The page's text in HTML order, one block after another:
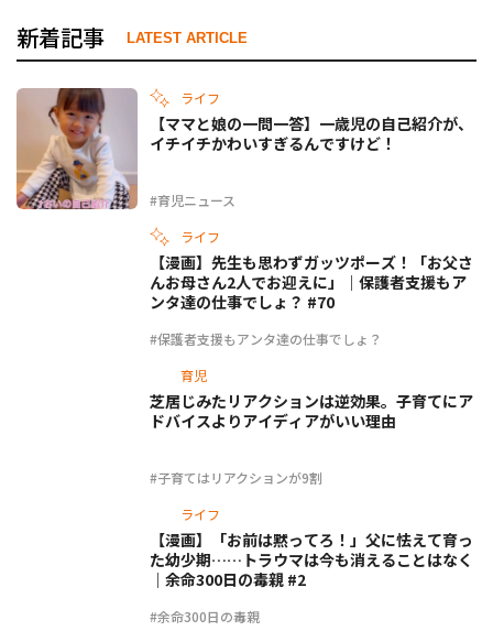
新着記事 LATEST ARTICLE
ライフ
#育児ニュース
【ママと娘の一問一答】一歳児の自己紹介が、
イチイチかわいすぎるんですけど！
ライフ
#保護者支援もアンタ達の仕事でしょ？
【漫画】先生も思わずガッツポーズ！「お父さ
んお母さん2人でお迎えに」｜保護者支援もア
ンタ達の仕事でしょ？ #70
育児
#子育てはリアクションが9割
芝居じみたリアクションは逆効果。子育てにア
ドバイスよりアイディアがいい理由
ライフ
#余命300日の毒親
【漫画】「お前は黙ってろ！」父に怯えて育っ
た幼少期……トラウマは今も消えることはなく
｜余命300日の毒親 #2